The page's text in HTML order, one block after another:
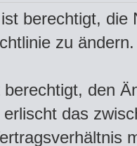
berechtigt, die
zu
den
das